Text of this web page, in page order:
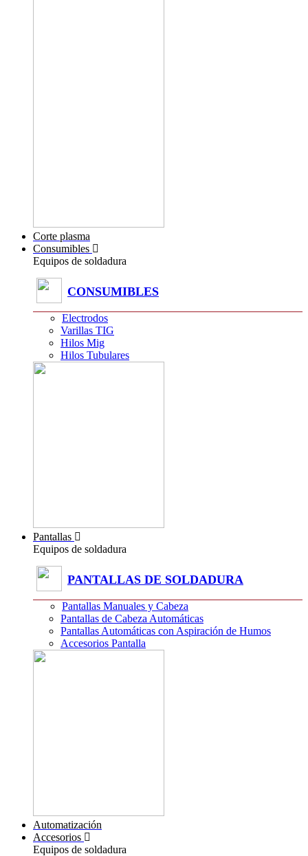
Corte plasma
Consumibles
Equipos de soldadura
CONSUMIBLES
Electrodos
Varillas TIG
Hilos Mig
Hilos Tubulares
Pantallas
Equipos de soldadura
PANTALLAS DE SOLDADURA
Pantallas Manuales y Cabeza
Pantallas de Cabeza Automáticas
Pantallas Automáticas con Aspiración de Humos
Accesorios Pantalla
Automatización
Accesorios
Equipos de soldadura